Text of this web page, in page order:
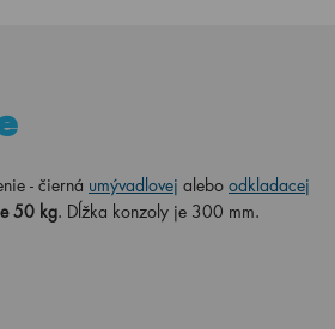
- čierná umývadlovej alebo odkladacej
50 kg. Dĺžka konzoly je 300 mm.